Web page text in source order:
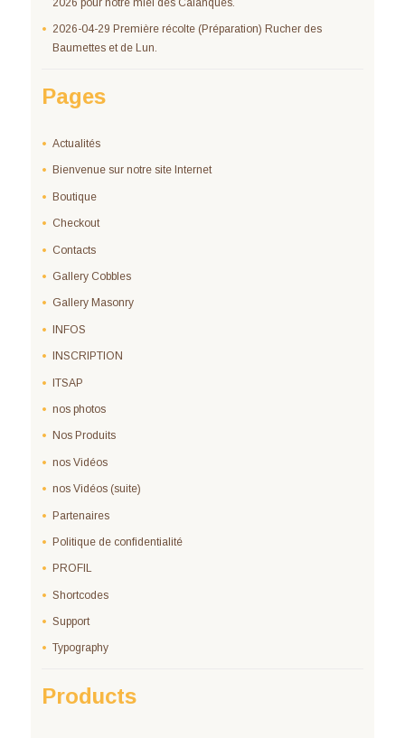
2026-04-29 Première récolte (Préparation) Rucher des
Baumettes et de Lun.
Pages
Actualités
Bienvenue sur notre site Internet
Boutique
Checkout
Contacts
Gallery Cobbles
Gallery Masonry
INFOS
INSCRIPTION
ITSAP
nos photos
Nos Produits
nos Vidéos
nos Vidéos (suite)
Partenaires
Politique de confidentialité
PROFIL
Shortcodes
Support
Typography
Products